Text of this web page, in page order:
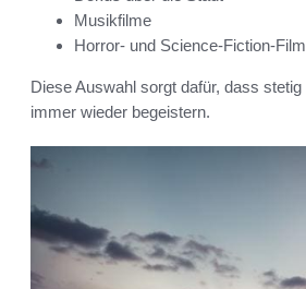
Musikfilme
Horror- und Science-Fiction-
Diese Auswahl sorgt dafür, dass stetig
immer wieder begeistern.